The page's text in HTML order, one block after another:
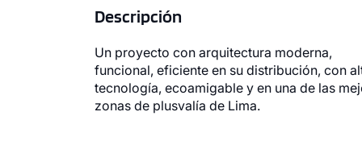
Descripción
Un proyecto con arquitectura moderna,
funcional, eficiente en su distribución, con
tecnología, ecoamigable y en una de las
zonas de plusvalía de Lima.